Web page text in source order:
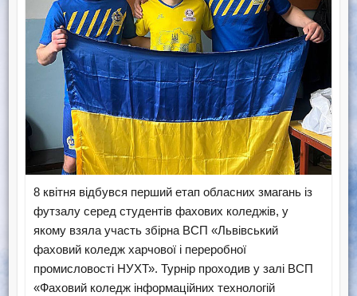
8 квітня відбувся перший етап обласних змагань із
футзалу серед студентів фахових коледжів, у
якому взяла участь збірна ВСП «Львівський
фаховий коледж харчової і переробної
промисловості НУХТ». Турнір проходив у залі ВСП
«Фаховий коледж інформаційних технологій